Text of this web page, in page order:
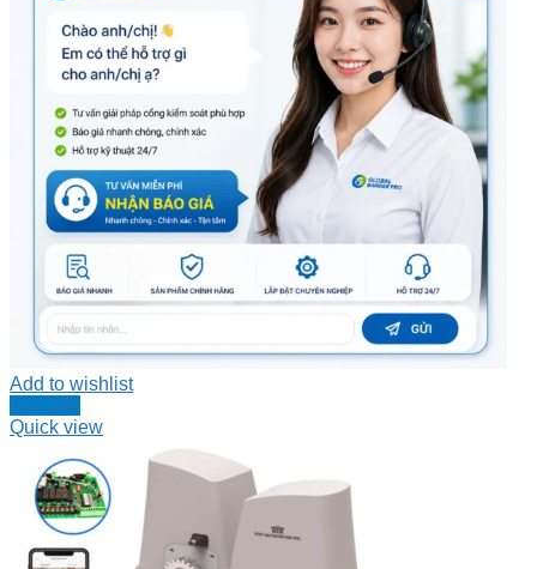
Add to wishlist
Đọc tiếp
Quick view